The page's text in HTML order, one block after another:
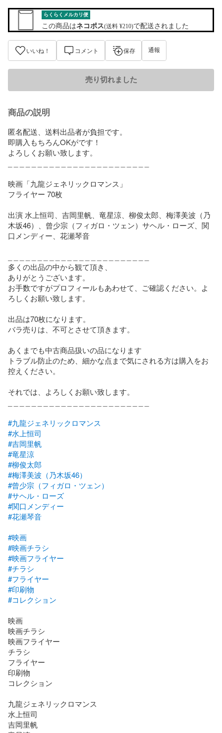
らくらくメルカリ便
この商品はネコポス(送料 ¥210)で配送されました
いいね！ コメント 保存 通報
売り切れました
商品の説明
匿名配送、送料出品者が負担です。
即購入もちろんOKがです！
よろしくお願い致します。
映画「九龍ジェネリックロマンス」
フライヤー 70枚
出演 水上恒司、吉岡里帆、竜星涼、柳俊太郎、梅澤美波（乃
木坂46）、曾少宗（フィガロ・ツェン）サヘル・ローズ、関
口メンディー、花瀬琴音
多くの出品の中から観て頂き、
ありがとうございます。
お手数ですがプロフィールもあわせて、ご確認ください。よ
ろしくお願い致します。
出品は70枚になります。
バラ売りは、不可とさせて頂きます。
あくまでも中古商品扱いの品になります
トラブル防止のため、細かな点まで気にされる方は購入をお
控えください。
それでは、よろしくお願い致します。
#九龍ジェネリックロマンス
#水上恒司
#吉岡里帆
#竜星涼
#柳俊太郎
#梅澤美波（乃木坂46）
#曾少宗（フィガロ・ツェン）
#サヘル・ローズ
#関口メンディー
#花瀬琴音
#映画
#映画チラシ
#映画フライヤー
#チラシ
#フライヤー
#印刷物
#コレクション
映画
映画チラシ
映画フライヤー
チラシ
フライヤー
印刷物
コレクション
九龍ジェネリックロマンス
水上恒司
吉岡里帆